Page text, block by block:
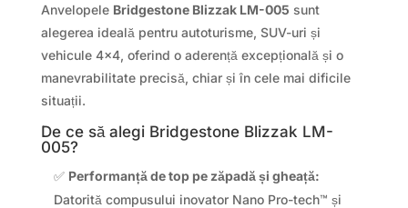
Anvelopele Bridgestone Blizzak LM-005 sunt
alegerea ideală pentru autoturisme, SUV-uri și
vehicule 4×4, oferind o aderență excepțională și o
manevrabilitate precisă, chiar și în cele mai dificile
situații.
De ce să alegi Bridgestone Blizzak LM-
005?
✅ Performanță de top pe zăpadă și gheață:
Datorită compusului inovator Nano Pro-tech™ și